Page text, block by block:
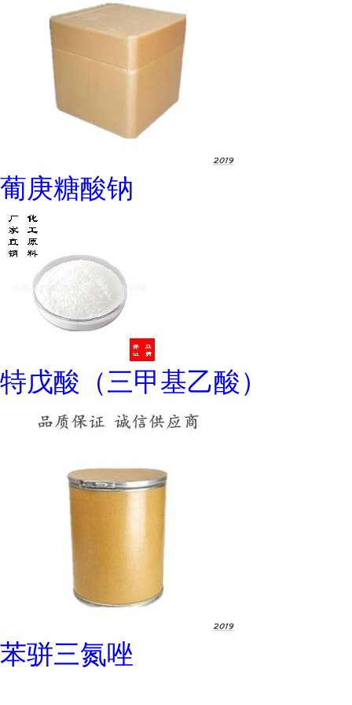
葡庚糖酸钠
特戊酸（三甲基乙酸）
苯骈三氮唑